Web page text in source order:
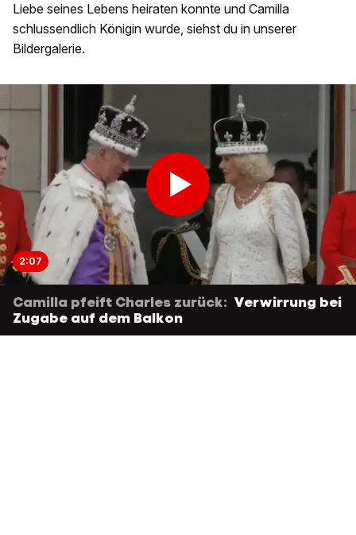
Liebe seines Lebens heiraten konnte und Camilla
schlussendlich Königin wurde, siehst du in unserer
Bildergalerie.
2:07
Camilla pfeift Charles zurück: Verwirrung bei
Zugabe auf dem Balkon